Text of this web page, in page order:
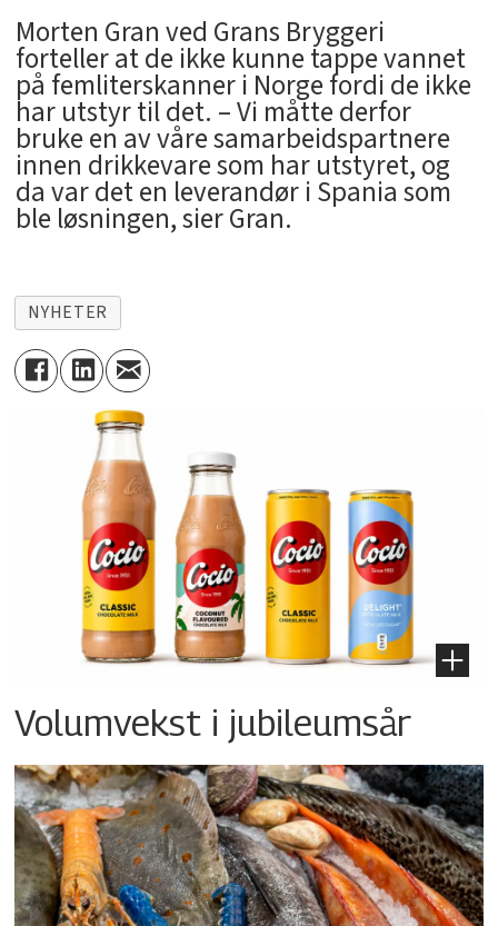
Morten Gran ved Grans Bryggeri
forteller at de ikke kunne tappe vannet
på femliterskanner i Norge fordi de ikke
har utstyr til det. – Vi måtte derfor
bruke en av våre samarbeidspartnere
innen drikkevare som har utstyret, og
da var det en leverandør i Spania som
ble løsningen, sier Gran.
NYHETER
Volumvekst i jubileumsår